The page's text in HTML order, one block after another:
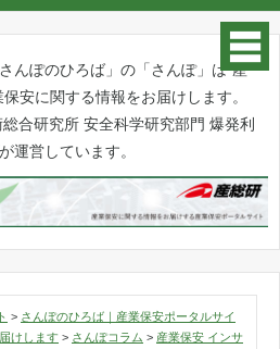
んぽのひろば」の「さんぽ」は”産
安に関する情報をお届けします。
合研究所 安全科学研究部門 爆発利
運営しています。
> さんぽのひろば｜産業保安ポータルサイ
けします > さんぽコラム > 産業保安 インサ